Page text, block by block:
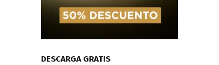
DESCARGA GRATIS